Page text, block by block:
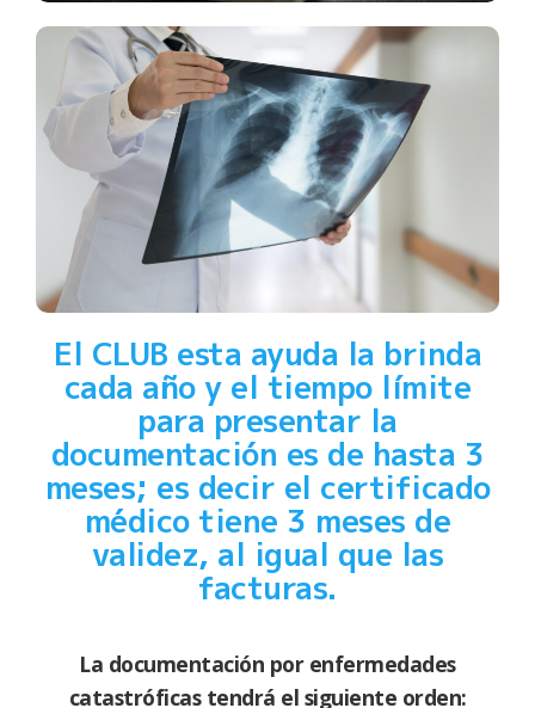
El CLUB esta ayuda la brinda
cada año y el tiempo límite
para presentar la
documentación es de hasta 3
meses; es decir el certificado
médico tiene 3 meses de
validez, al igual que las
facturas.
La documentación por enfermedades
catastróficas tendrá el siguiente orden: